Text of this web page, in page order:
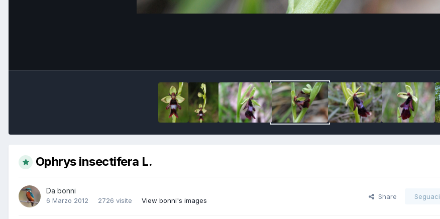
Ophrys insectifera L.
Da bonni
6 Marzo 2012 2726 visite View bonni's images
Share Seguaci